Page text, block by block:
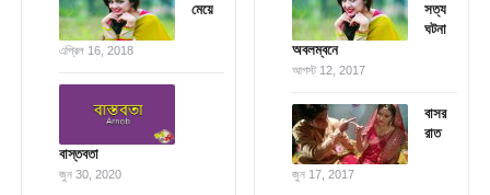
মেয়ে
এপ্রিল 16, 2018
বাস্তবতা
জুন 30, 2020
সত্য
ঘটনা
অবলম্বনে
আগস্ট 12, 2017
বাসর
রাত
জুন 17, 2017